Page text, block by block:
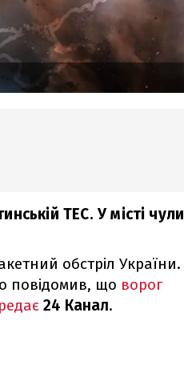
ТЕС. У місті чули
обстріл України.
повідомив, що ворог
24 Канал.